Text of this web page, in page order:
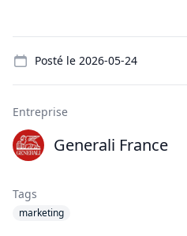
Posté le 2026-05-24
Entreprise
Generali France
Tags
marketing